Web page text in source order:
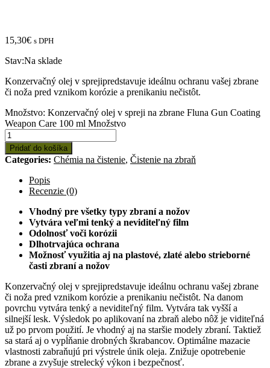
15,30€ s DPH
Stav:Na sklade
Konzervačný olej v sprejipredstavuje ideálnu ochranu vašej zbrane
či noža pred vznikom korózie a prenikaniu nečistôt.
Množstvo: Konzervačný olej v spreji na zbrane Fluna Gun Coating
Weapon Care 100 ml Množstvo
Pridať do košíka
Categories: Chémia na čistenie, Čistenie na zbraň
Popis
Recenzie (0)
Vhodný pre všetky typy zbraní a nožov
Vytvára veľmi tenký a neviditeľný film
Odolnosť voči korózii
Dlhotrvajúca ochrana
Možnosť využitia aj na plastové, zlaté alebo strieborné
časti zbraní a nožov
Konzervačný olej v sprejipredstavuje ideálnu ochranu vašej zbrane
či noža pred vznikom korózie a prenikaniu nečistôt. Na danom
povrchu vytvára tenký a neviditeľný film. Vytvára tak vyšší a
silnejší lesk. Výsledok po aplikovaní na zbraň alebo nôž je viditeľná
už po prvom použití. Je vhodný aj na staršie modely zbraní. Taktiež
sa stará aj o vypĺňanie drobných škrabancov. Optimálne mazacie
vlastnosti zabraňujú pri výstrele únik oleja. Znižuje opotrebenie
zbrane a zvyšuje strelecký výkon i bezpečnosť.